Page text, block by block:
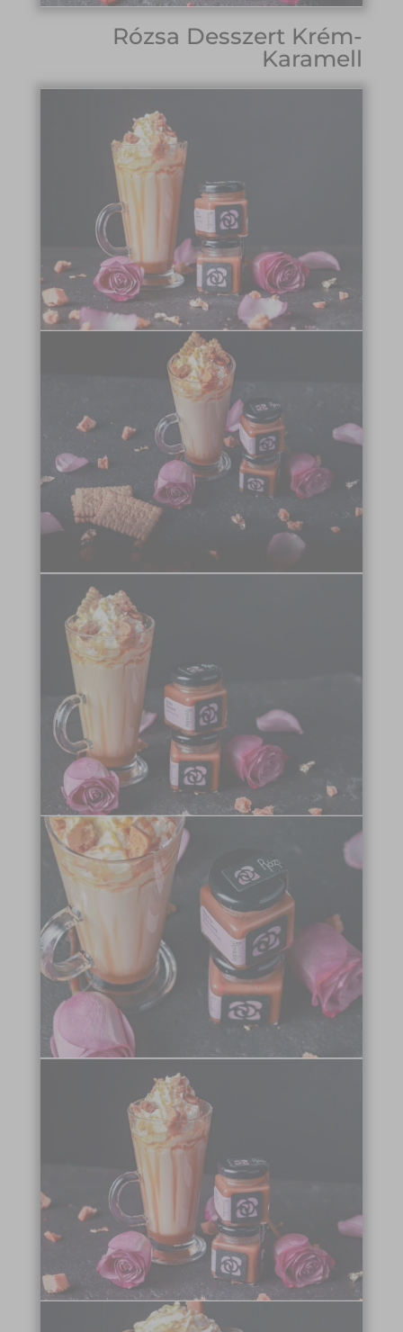
Rózsa Desszert Krém-
Karamell